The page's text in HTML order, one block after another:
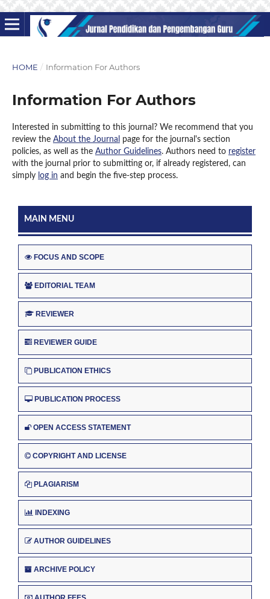
HOME / Information For Authors
Information For Authors
Interested in submitting to this journal? We recommend that you
review the About the Journal
page for the journal's section
policies, as well as the Author Guidelines. Authors need to register
with the journal prior to submitting or, if already registered, can
simply log in and begin the five-step process.
MAIN MENU
FOCUS AND SCOPE
EDITORIAL TEAM
REVIEWER
REVIEWER GUIDE
PUBLICATION ETHICS
PUBLICATION PROCESS
OPEN ACCESS STATEMENT
COPYRIGHT AND LICENSE
PLAGIARISM
INDEXING
AUTHOR GUIDELINES
ARCHIVE POLICY